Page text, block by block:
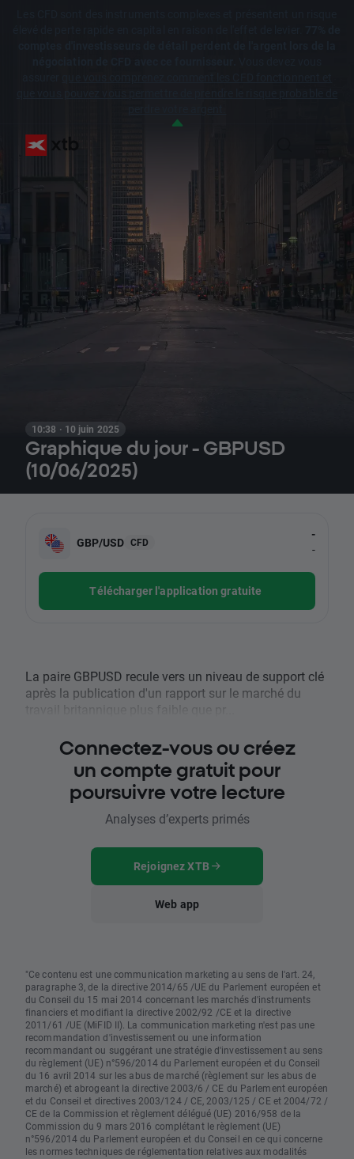
10:38 · 10 juin 2025
Graphique du jour - GBPUSD
(10/06/2025)
GBP/USD CFD
-
-
Télécharger l'application gratuite
La paire GBPUSD recule vers un niveau de support clé
après la publication d'un rapport sur le marché du
travail britannique plus faible que pr...
Connectez-vous ou créez
un compte gratuit pour
poursuivre votre lecture
Analyses d’experts primés
Rejoignez XTB
Web app
"Ce contenu est une communication marketing au sens de l'art. 24,
paragraphe 3, de la directive 2014/65 /UE du Parlement européen et
du Conseil du 15 mai 2014 concernant les marchés d'instruments
financiers et modifiant la directive 2002/92 /CE et la directive
2011/61 /UE (MiFID II). La communication marketing n'est pas une
recommandation d'investissement ou une information
recommandant ou suggérant une stratégie d'investissement au sens
du règlement (UE) n°596/2014 du Parlement européen et du Conseil
du 16 avril 2014 sur les abus de marché (règlement sur les abus de
marché) et abrogeant la directive 2003/6 / CE du Parlement européen
et du Conseil et directives 2003/124 / CE, 2003/125 / CE et 2004/72 /
CE de la Commission et règlement délégué (UE) 2016/958 de la
Commission du 9 mars 2016 complétant le règlement (UE)
n°596/2014 du Parlement européen et du Conseil en ce qui concerne
les normes techniques de réglementation relatives aux modalités